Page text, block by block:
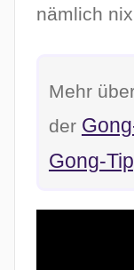
nämlich
Mehr
der
Gong-